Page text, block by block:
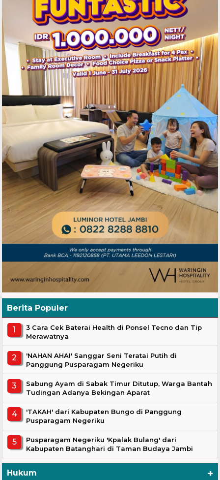
Berita Populer
3 Cara Cek Baterai Health di Ponsel Tecno dan Tip
Merawatnya
'NAHAN AHAI' Sanggar Seni Teratai Putih di
Panggung Pusparagam Negeriku
Sabung Ayam di Sabak Timur Ditutup, Warga Bantah
Tudingan Adanya Bekingan Aparat
'TAKAH' dari Kabupaten Bungo di Panggung
Pusparagam Negeriku
Pusparagam Negeriku 'Kpalak Bulang' dari
Kabupaten Batanghari di Taman Budaya Jambi
Hukum +